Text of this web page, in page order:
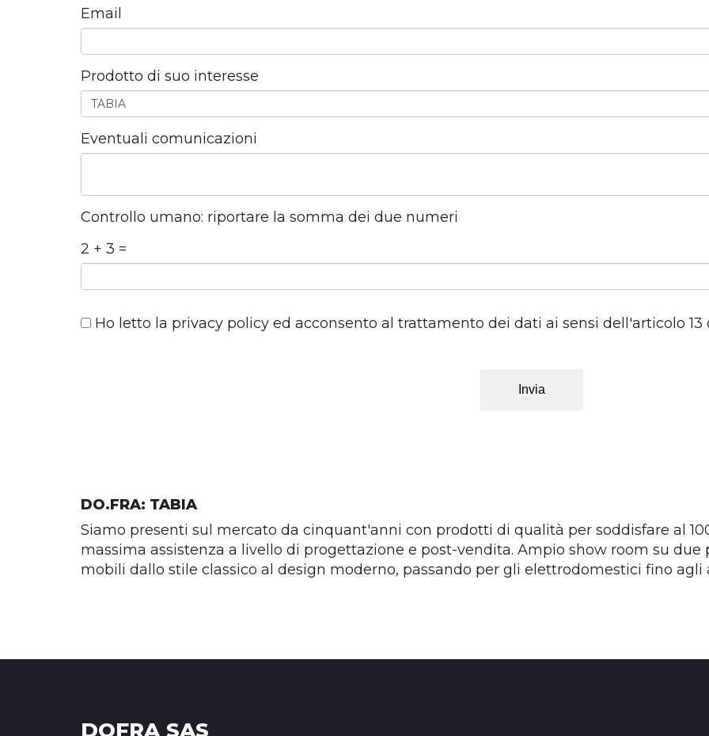
Email
Prodotto di suo interesse
Eventuali comunicazioni
Controllo umano: riportare la somma dei due numeri
2 + 3 =
Ho letto la privacy policy ed acconsento al trattamento dei dati ai sensi dell'articolo 13
Invia
DO.FRA: TABIA
Siamo presenti sul mercato da cinquant'anni con prodotti di qualità per soddisfare al
massima assistenza a livello di progettazione e post-vendita. Ampio show room su
mobili dallo stile classico al design moderno, passando per gli elettrodomestici fino agli
DOFRA SAS